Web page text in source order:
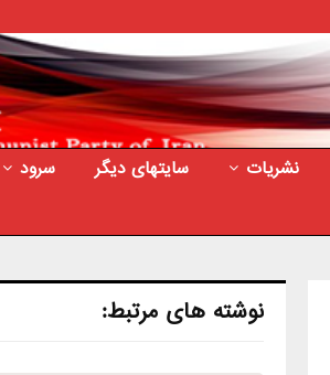
نشریات سایتهای دیگر سرود
نوشته های مرتبط: